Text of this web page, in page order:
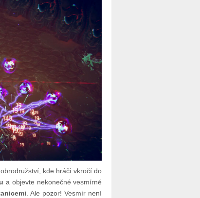
kde hráči vkročí do
a objevte nekonečné vesmírné
. Ale pozor! Vesmír není